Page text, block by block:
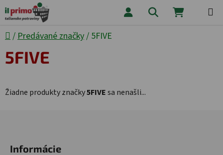
Prejsť na obsah Hľadať
Domov
/ Predávané značky/ 5FIVE
5FIVE
Žiadne produkty značky5FIVEsa nenašli...
Informácie